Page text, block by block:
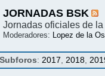
JORNADAS BSK
Jornadas oficiales de la
Moderadores: Lopez de la
Subforos: 2017 2018